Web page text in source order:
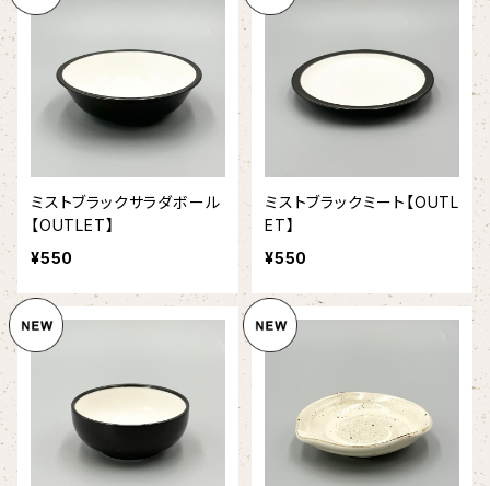
ミストブラックサラダボール
【OUTLET】
¥550
ミストブラックミート【OUTL
ET】
¥550